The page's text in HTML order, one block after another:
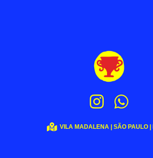
VILA MADALENA | SÃO PAULO |